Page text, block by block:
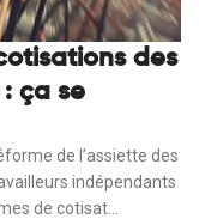
des
ça se
de l’assiette des
indépendants
de cotisat...